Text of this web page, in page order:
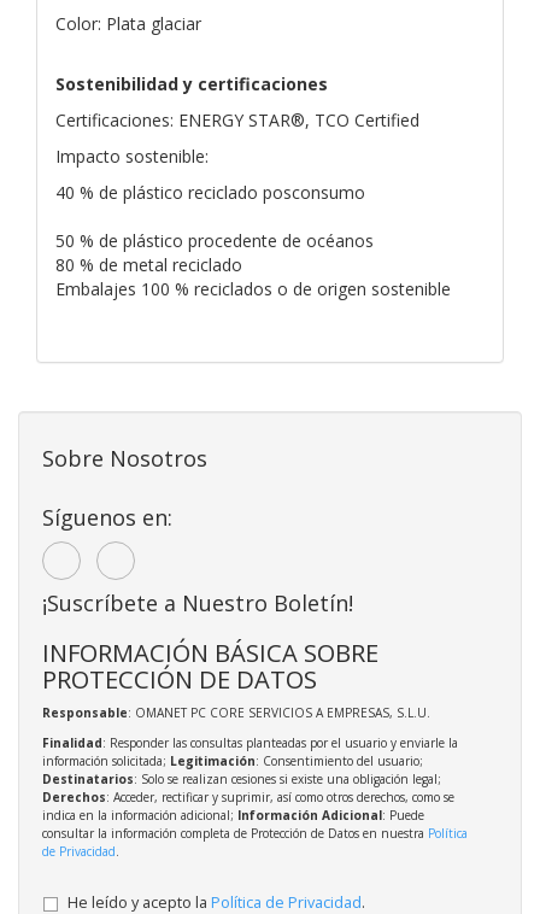
Color: Plata glaciar
Sostenibilidad y certificaciones
Certificaciones: ENERGY STAR®, TCO Certified
Impacto sostenible:
40 % de plástico reciclado posconsumo
50 % de plástico procedente de océanos
80 % de metal reciclado
Embalajes 100 % reciclados o de origen sostenible
Sobre Nosotros
Síguenos en:
¡Suscríbete a Nuestro Boletín!
INFORMACIÓN BÁSICA SOBRE
PROTECCIÓN DE DATOS
Responsable: OMANET PC CORE SERVICIOS A EMPRESAS, S.L.U.
Finalidad: Responder las consultas planteadas por el usuario y enviarle la
información solicitada; Legitimación: Consentimiento del usuario;
Destinatarios: Solo se realizan cesiones si existe una obligación legal;
Derechos: Acceder, rectificar y suprimir, así como otros derechos, como se
indica en la información adicional; Información Adicional: Puede
consultar la información completa de Protección de Datos en nuestra Política
de Privacidad
He leído y acepto la Política de Privacidad.